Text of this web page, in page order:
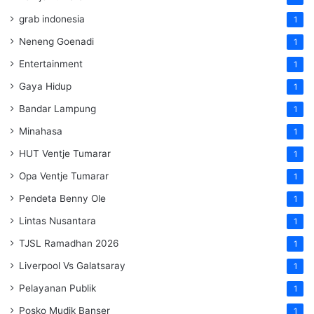
grab indonesia 1
Neneng Goenadi 1
Entertainment 1
Gaya Hidup 1
Bandar Lampung 1
Minahasa 1
HUT Ventje Tumarar 1
Opa Ventje Tumarar 1
Pendeta Benny Ole 1
Lintas Nusantara 1
TJSL Ramadhan 2026 1
Liverpool Vs Galatsaray 1
Pelayanan Publik 1
Posko Mudik Banser 1